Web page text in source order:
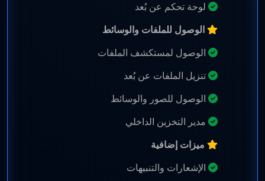
لوحة تحكم عن بُعد
الوصول للملفات والوسائط
الوصول لمستكشف الملفات
تنزيل الملفات عن بُعد
الوصول للصور والوسائط
مدير التخزين الداخلي
ميزات إضافية
الإشعارات والتنبيهات